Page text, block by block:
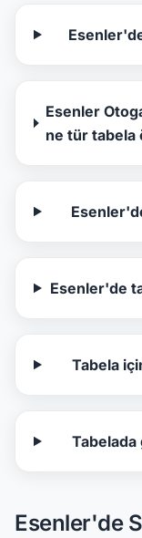
Esenler
ne tür tabela
Esenler'de
Tabela
Esenler'de